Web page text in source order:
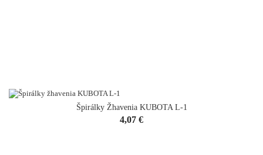
Špirálky Žhavenia KUBOTA L-1
Cena
4,07 €